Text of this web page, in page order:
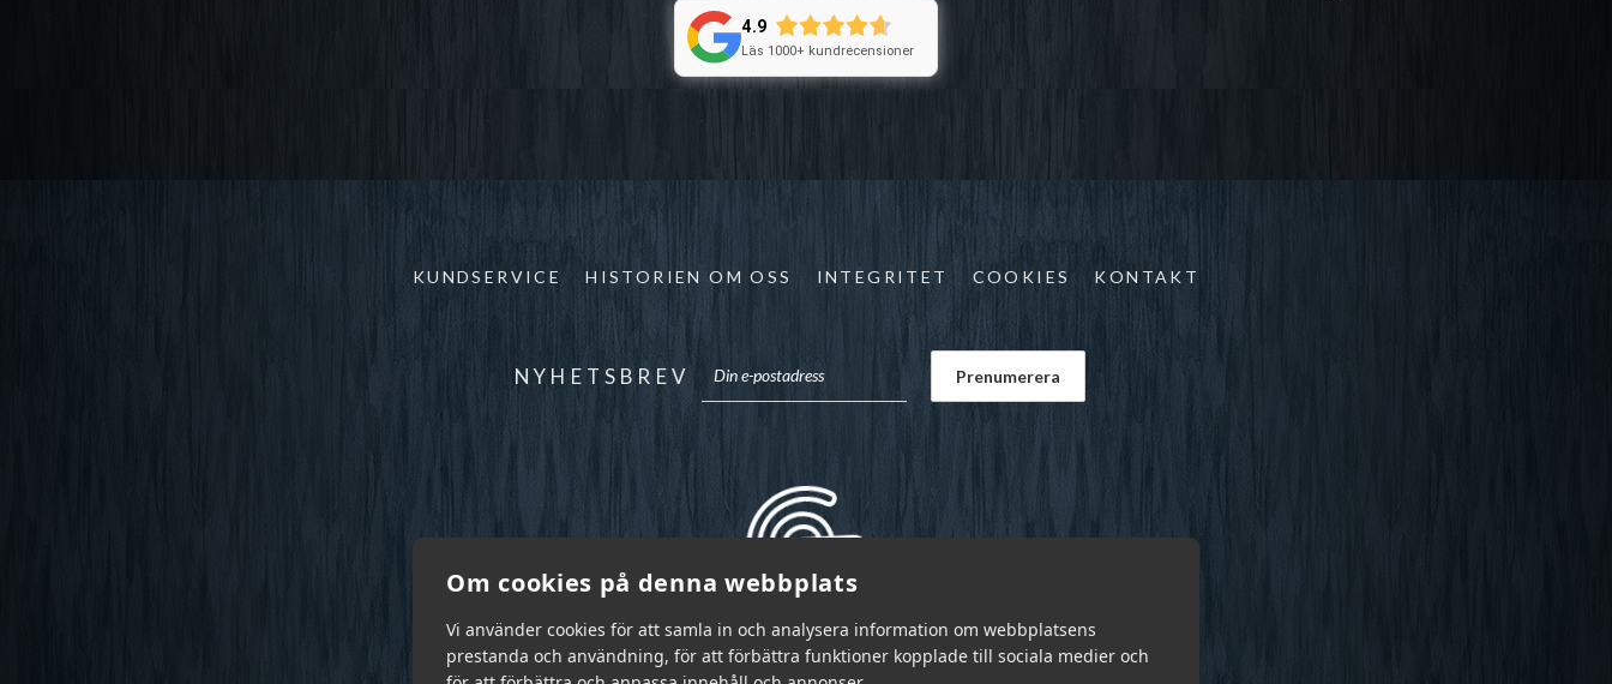
Om cookies på denna webbplats
Vi använder cookies för att samla in och analysera information om webbplatsens
prestanda och användning, för att förbättra funktioner kopplade till sociala medier och
4.9
Läs 1000+ kundrecensioner
KUNDSERVICE HISTORIEN OM OSS INTEGRITET COOKIES KONTAKT
NYHETSBREV